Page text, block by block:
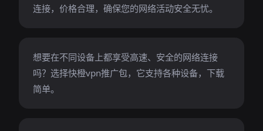
连接，价格合理，确保您的网络活动安全无忧。
想要在不同设备上都享受高速、安全的网络连接
吗？选择快橙vpn推广包，它支持各种设备，下载
简单。